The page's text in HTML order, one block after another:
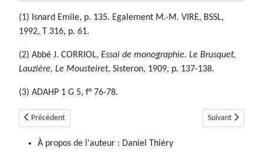
(1) Isnard Emile, p. 135. Egalement M.-M. VIRE, BSSL,
1992, T 316, p. 61.
(2) Abbé J. CORRIOL, Essai de monographie. Le Brusquet,
Lauzière, Le Mousteiret, Sisteron, 1909, p. 137-138.
(3) ADAHP 1 G 5, f° 76-78.
Article précédent : Brunet (04)
Précédent Article suivant :
Suivant
À propos de l'auteur : Daniel Thiéry